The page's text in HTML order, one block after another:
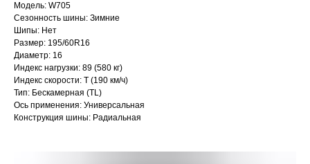
Модель: W705
Сезонность шины: Зимние
Шипы: Нет
Размер: 195/60R16
Диаметр: 16
Индекс нагрузки: 89 (580 кг)
Индекс скорости: T (190 км/ч)
Тип: Бескамерная (TL)
Ось применения: Универсальная
Конструкция шины: Радиальная